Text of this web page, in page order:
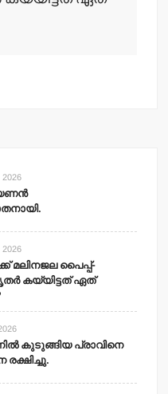
2026
2026
മലിനജല പൈപ്പ്-
കയ്യിട്ടത് ഏത്
കുടുങ്ങിയ പ്രാവിനെ